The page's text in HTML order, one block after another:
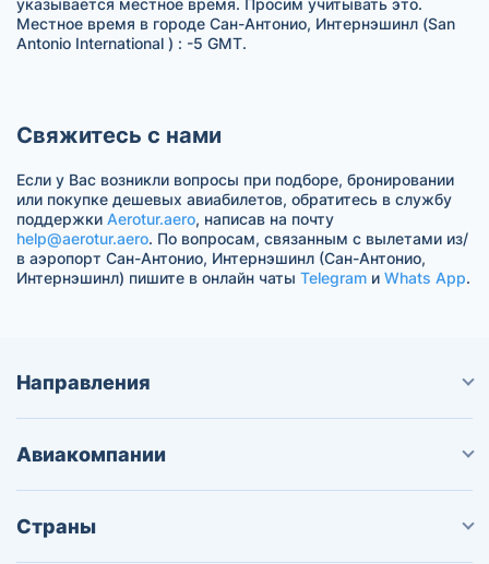
Местное время в городе Сан-Антонио, Интернэшинл (San
Antonio International ) : -5 GMT.
Свяжитесь с нами
Если у Вас возникли вопросы при подборе, бронировании
или покупке дешевых авиабилетов, обратитесь в службу
поддержки Aerotur.aero, написав на почту
help@aerotur.aero. По вопросам, связанным с вылетами из/
в аэропорт Сан-Антонио, Интернэшинл (Сан-Антонио,
Интернэшинл) пишите в онлайн чаты Telegram и Whats App.
Направления
Авиакомпании
Страны